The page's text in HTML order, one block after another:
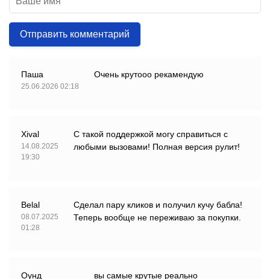
Отправить комментарий
Паша
25.06.2026 02:18
Очень крутооо рекамендую
Xival
14.08.2025
19:30
С такой поддержкой могу справиться с
любыми вызовами! Полная версия рулит!
Belal
08.07.2025
01:28
Сделал пару кликов и получил кучу бабла!
Теперь вообще не переживаю за покупки.
Оунд вы самые крутые реально